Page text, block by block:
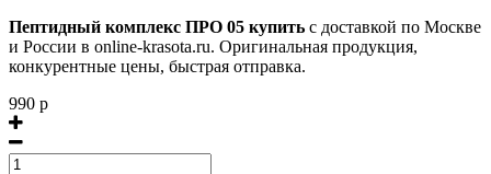
Пептидный комплекс ПРО 05 купить с доставкой по Москве
и России в online-krasota.ru. Оригинальная продукция,
конкурентные цены, быстрая отправка.
990 р